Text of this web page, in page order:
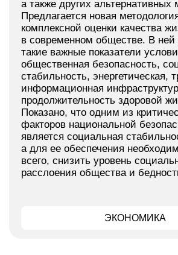
а также других альтернативных
Предлагается новая
комплексной оценки качества
в современном обществе. В ней
такие важные показатели
общественная безопасность,
стабильность, энергетическая,
информационная
продолжительность здоровой
Показано, что одним из
факторов национальной
является социальная
а для ее обеспечения
всего, снизить уровень
расслоения общества и
ЭКОНОМИКА